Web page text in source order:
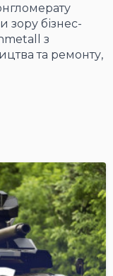
зору бізнес-
з
та ремонту,